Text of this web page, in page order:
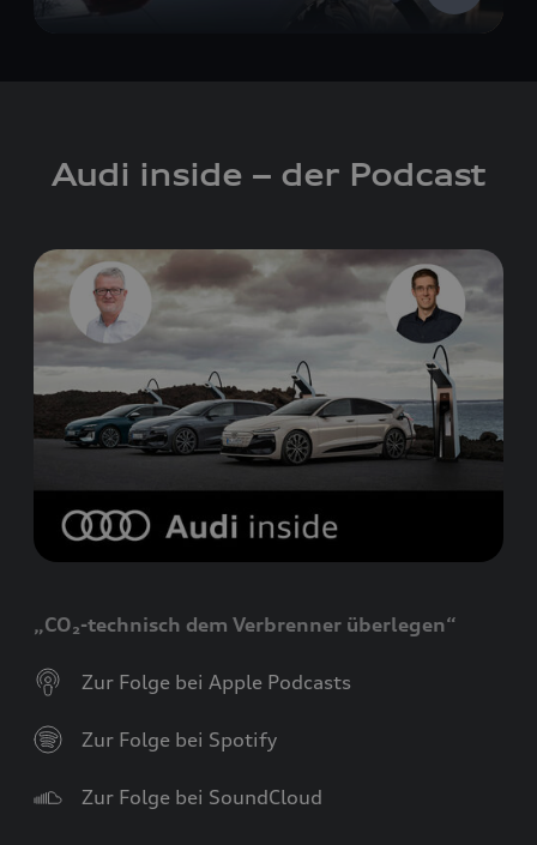
Audi inside – der Podcast
„CO₂-technisch dem Verbrenner überlegen“
Zur Folge bei Apple Podcasts
Zur Folge bei Spotify
Zur Folge bei SoundCloud